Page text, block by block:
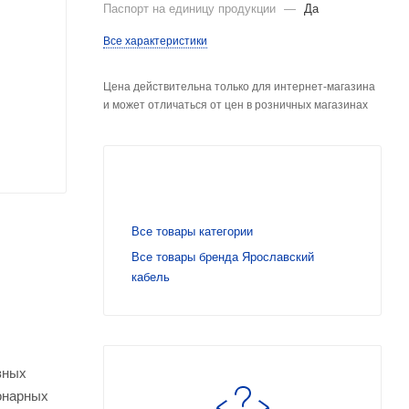
Паспорт на единицу продукции — Да
Все характеристики
Цена действительна только для интернет-магазина
и может отличаться от цен в розничных магазинах
Все товары категории
Все товары бренда Ярославский
кабель